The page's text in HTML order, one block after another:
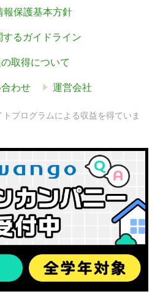
報保護基本方針
るガイドライン
取得について
わせ 運営会社
プログラムによる収益を得ていま